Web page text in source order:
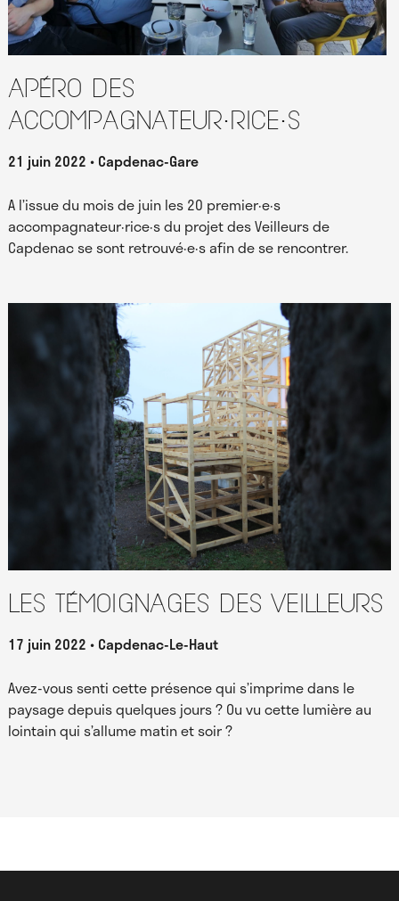
Apéro des
accompagnateur·rice·s
21 juin 2022 Capdenac-Gare
A l’issue du mois de juin les 20 premier·e·s
accompagnateur·rice·s du projet des Veilleurs de
Capdenac se sont retrouvé·e·s afin de se rencontrer.
Les témoignages des Veilleurs
17 juin 2022 Capdenac-Le-Haut
Avez-vous senti cette présence qui s’imprime dans le
paysage depuis quelques jours ? Ou vu cette lumière au
lointain qui s’allume matin et soir ?